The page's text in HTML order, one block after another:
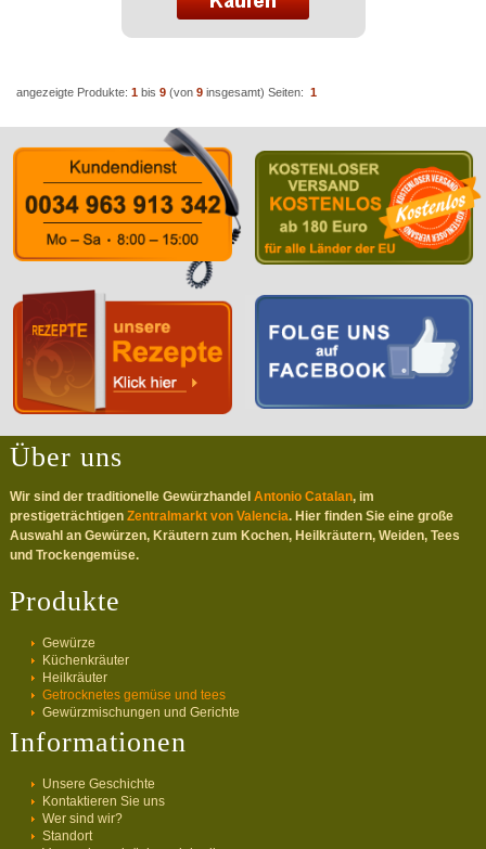
angezeigte Produkte: 1 bis 9 (von 9 insgesamt) Seiten: 1
Über uns
Wir sind der traditionelle Gewürzhandel Antonio Catalan, im
prestigeträchtigen Zentralmarkt von Valencia. Hier finden Sie eine große
Auswahl an Gewürzen, Kräutern zum Kochen, Heilkräutern, Weiden, Tees
und Trockengemüse.
Produkte
Gewürze
Küchenkräuter
Heilkräuter
Getrocknetes gemüse und tees
Gewürzmischungen und Gerichte
Informationen
Unsere Geschichte
Kontaktieren Sie uns
Wer sind wir?
Standort